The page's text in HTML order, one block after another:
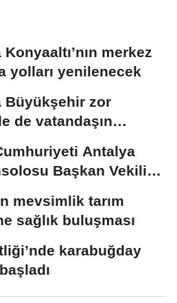
merkez
yolları yenilenecek
Büyükşehir zor
de vatandaşın
Antalya
Başkan Vekili
mevsimlik tarım
sağlık buluşması
karabuğday